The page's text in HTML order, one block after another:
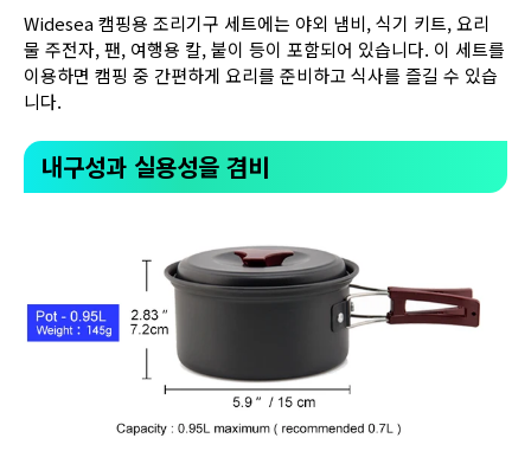
Widesea 캠핑용 조리기구 세트에는 야외 냄비, 식기 키트, 요리
물 주전자, 팬, 여행용 칼, 붙이 등이 포함되어 있습니다. 이 세트를
이용하면 캠핑 중 간편하게 요리를 준비하고 식사를 즐길 수 있습
니다.
내구성과 실용성을 겸비